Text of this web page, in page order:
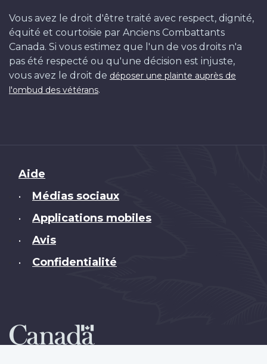
Vous avez le droit d'être traité avec respect, dignité,
équité et courtoisie par Anciens Combattants
Canada. Si vous estimez que l'un de vos droits n'a
pas été respecté ou qu'une décision est injuste,
vous avez le droit de déposer une plainte auprès de
l'ombud des vétérans.
Brand
Aide
• Médias sociaux
• Applications mobiles
• Avis
• Confidentialité